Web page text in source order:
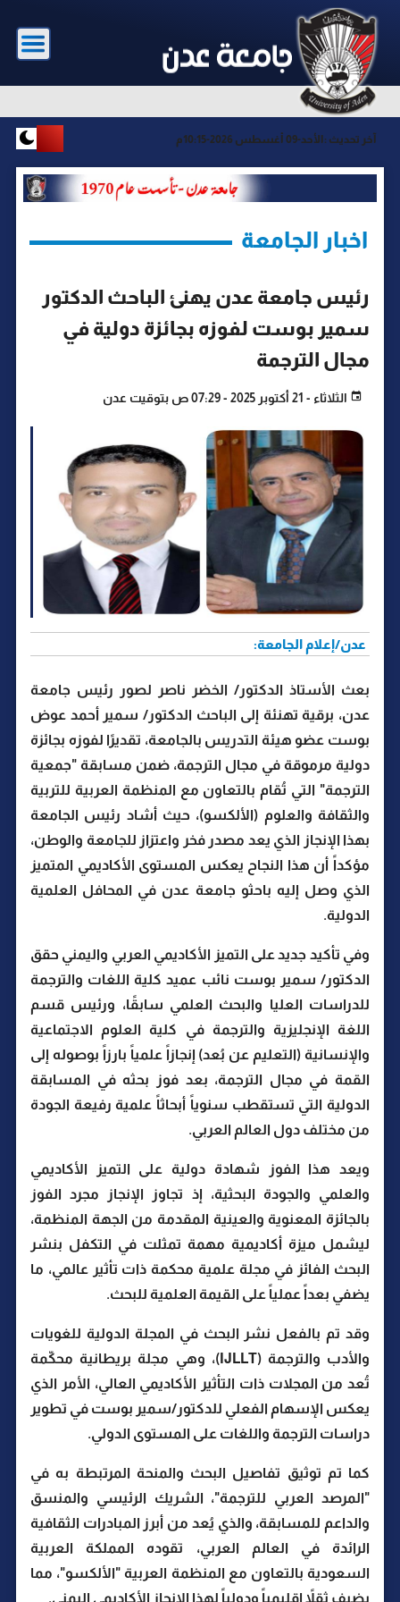
آخر تحديث : الأحد-09 أغسطس 2026-10:15م
اخبار الجامعة
رئيس جامعة عدن يهنئ الباحث الدكتور
سمير بوست لفوزه بجائزة دولية في
مجال الترجمة
الثلاثاء - 21 أكتوبر 2025 - 07:29 ص بتوقيت عدن
عدن/إعلام الجامعة:
بعث الأستاذ الدكتور/ الخضر ناصر لصور رئيس جامعة
عدن، برقية تهنئة إلى الباحث الدكتور/ سمير أحمد عوض
بوست عضو هيئة التدريس بالجامعة، تقديرًا لفوزه بجائزة
دولية مرموقة في مجال الترجمة، ضمن مسابقة "جمعية
الترجمة" التي تُقام بالتعاون مع المنظمة العربية للتربية
والثقافة والعلوم (الألكسو)، حيث أشاد رئيس الجامعة
بهذا الإنجاز الذي يعد مصدر فخر واعتزاز للجامعة والوطن،
مؤكداً أن هذا النجاح يعكس المستوى الأكاديمي المتميز
الذي وصل إليه باحثو جامعة عدن في المحافل العلمية
الدولية.
وفي تأكيد جديد على التميز الأكاديمي العربي واليمني حقق
الدكتور/ سمير بوست نائب عميد كلية اللغات والترجمة
للدراسات العليا والبحث العلمي سابقًا، ورئيس قسم
اللغة الإنجليزية والترجمة في كلية العلوم الاجتماعية
والإنسانية (التعليم عن بُعد) إنجازاً علمياً بارزاً بوصوله إلى
القمة في مجال الترجمة، بعد فوز بحثه في المسابقة
الدولية التي تستقطب سنوياً أبحاثاً علمية رفيعة الجودة
من مختلف دول العالم العربي.
ويعد هذا الفوز شهادة دولية على التميز الأكاديمي
والعلمي والجودة البحثية، إذ تجاوز الإنجاز مجرد الفوز
بالجائزة المعنوية والعينية المقدمة من الجهة المنظمة،
ليشمل ميزة أكاديمية مهمة تمثلت في التكفل بنشر
البحث الفائز في مجلة علمية محكمة ذات تأثير عالمي، ما
يضفي بعداً عملياً على القيمة العلمية للبحث.
وقد تم بالفعل نشر البحث في المجلة الدولية للغويات
والأدب والترجمة (IJLLT)، وهي مجلة بريطانية محكّمة
تُعد من المجلات ذات التأثير الأكاديمي العالي، الأمر الذي
يعكس الإسهام الفعلي للدكتور/سمير بوست في تطوير
دراسات الترجمة واللغات على المستوى الدولي.
كما تم توثيق تفاصيل البحث والمنحة المرتبطة به في
"المرصد العربي للترجمة"، الشريك الرئيسي والمنسق
والداعم للمسابقة، والذي يُعد من أبرز المبادرات الثقافية
الرائدة في العالم العربي، تقوده المملكة العربية
السعودية بالتعاون مع المنظمة العربية "الألكسو"، مما
يضيف ثقلاً إقليمياً ودولياً لهذا الإنجاز الأكاديمي اليمني.